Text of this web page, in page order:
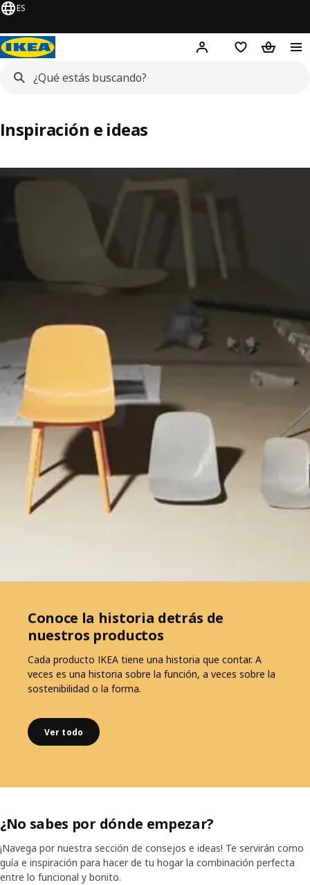
ES
¡Hej! Inicia sesión
Lista deBolsa de
Inspiración e ideas
Conoce la historia detrás de
nuestros productos
Cada producto IKEA tiene una historia que contar. A
veces es una historia sobre la función, a veces sobre la
sostenibilidad o la forma.
Ver todo
¿No sabes por dónde empezar?
¡Navega por nuestra sección de consejos e ideas! Te servirán como
guía e inspiración para hacer de tu hogar la combinación perfecta
entre lo funcional y bonito.